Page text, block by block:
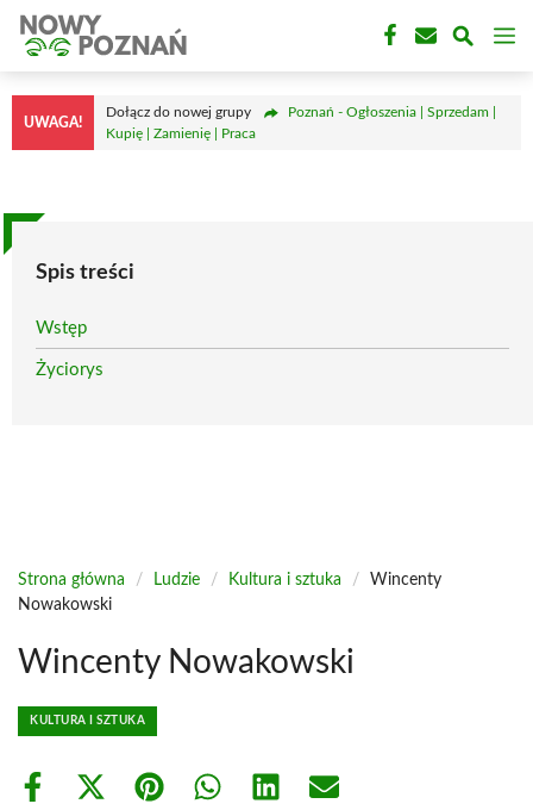
Przejdź
treści
UWAGA!
Dołącz do nowej grupy
Poznań - Ogłoszenia | Sprzedam |
Kupię | Zamienię | Praca
Spis treści
Wstęp
Życiorys
Strona główna / Ludzie / Kultura i sztuka /
Wincenty
Nowakowski
Wincenty Nowakowski
KULTURA I SZTUKA
Share
Share Share Share Share Share